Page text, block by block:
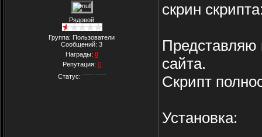
Рядовой
Группа: Пользователи
Сообщений:3
Награды: 0
Репутация: 0
Статус:
скрин
Представляю
сайта.
Скрипт
Установка: